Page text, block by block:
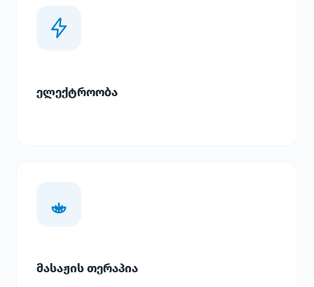
ელექტროობა
მასაჟის თერაპია